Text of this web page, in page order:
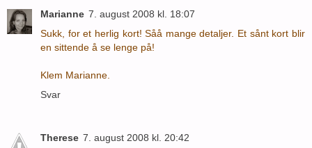
Marianne 7. august 2008 kl. 18:07
Sukk, for et herlig kort! Såå mange detaljer. Et sånt kort blir
en sittende å se lenge på!
Klem Marianne.
Svar
Therese 7. august 2008 kl. 20:42